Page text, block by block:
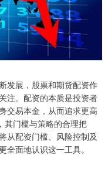
发展，股票和期货配资作
注。配资的本质是投资者
交易本金，从而追求更高
其门槛与策略的合理把
从配资门槛、风险控制及
面地认识这一工具。